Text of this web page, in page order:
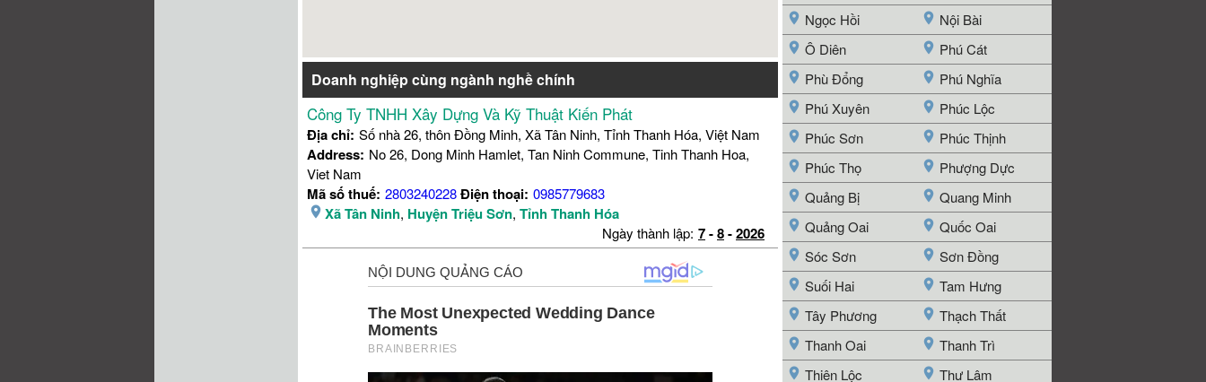
Doanh nghiệp cùng ngành nghề chính
Công Ty TNHH Xây Dựng Và Kỹ Thuật Kiến Phát
Địa chỉ: Số nhà 26, thôn Đồng Minh, Xã Tân Ninh, Tỉnh Thanh Hóa, Việt Nam
Address: No 26, Dong Minh Hamlet, Tan Ninh Commune, Tinh Thanh Hoa,
Viet Nam
Mã số thuế: 2803240228Điện thoại: 0985779683
Xã Tân Ninh, Huyện Triệu Sơn, Tỉnh Thanh Hóa
Ngày thành lập: 7-8-2026
Ngọc Hồi
Nội Bài
Ô Diên
Phú Cát
Phù Đổng
Phú Nghĩa
Phú Xuyên
Phúc Lộc
Phúc Sơn
Phúc Thịnh
Phúc Thọ
Phượng Dực
Quảng Bị
Quang Minh
Quảng Oai
Quốc Oai
Sóc Sơn
Sơn Đồng
Suối Hai
Tam Hưng
Tây Phương
Thạch Thất
Thanh Oai
Thanh Trì
Thiên Lộc
Thư Lâm